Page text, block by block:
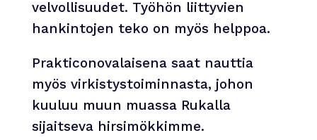
velvollisuudet. Työhön liittyvien
hankintojen teko on myös helppoa.
Prakticonovalaisena saat nauttia
myös virkistystoiminnasta, johon
kuuluu muun muassa Rukalla
sijaitseva hirsimökkimme.